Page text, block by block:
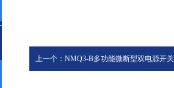
上一个：NMQ3-B多功能微断型双电源开